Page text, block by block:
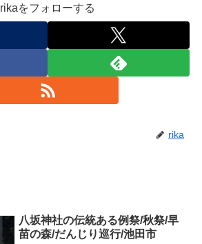
rikaをフォローする
rika
八坂神社の伝統ある例祭/秋祭/早
苗の森/だんじり巡行/池田市